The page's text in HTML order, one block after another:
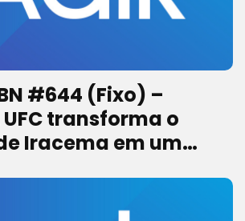
#644 (Fixo) –
transforma o
Iracema em um